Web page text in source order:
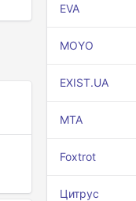
EVA
MOYO
EXIST.UA
MTA
Foxtrot
Цитрус